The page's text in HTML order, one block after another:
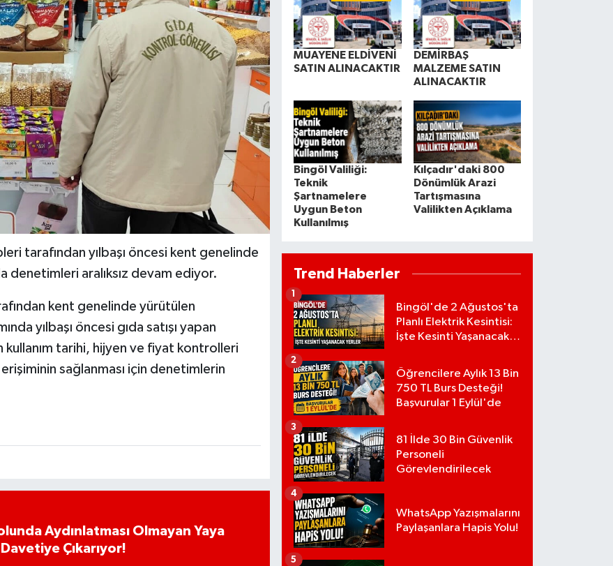
tarafından yılbaşı öncesi kent genelinde
denetimleri aralıksız devam ediyor.
kent genelinde yürütülen
yılbaşı öncesi gıda satışı yapan
kullanım tarihi, hijyen ve fiyat kontrolleri
sağlanması için denetimlerin
Aydınlatması Olmayan Yaya
Çıkarıyor!
MUAYENE ELDİVENİ
SATIN ALINACAKTIR
DEMİRBAŞ
MALZEME SATIN
ALINACAKTIR
Bingöl Valiliği:
Teknik
Şartnamelere
Uygun Beton
Kullanılmış
Kılçadır'daki 800
Dönümlük Arazi
Tartışmasına
Valilikten Açıklama
Trend Haberler
Bingöl'de 2 Ağustos'ta
Planlı Elektrik Kesintisi:
İşte Kesinti Yaşanacak
Öğrencilere Aylık 13 Bin
750 TL Burs Desteği!
Başvurular 1 Eylül'de
2
81 İlde 30 Bin Güvenlik
Personeli
Görevlendirilecek
3
WhatsApp Yazışmalarını
Paylaşanlara Hapis Yolu!
4
5